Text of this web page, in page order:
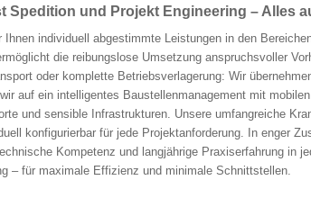
und Projekt Engineering – Alles
individuell abgestimmte Leistungen in den
die reibungslose Umsetzung anspruchsvoller
oder komplette Betriebsverlagerung: Wir
auf ein intelligentes Baustellenmanagement mit
und sensible Infrastrukturen. Unsere umfangreiche
konfigurierbar für jede Projektanforderung. In enger
Kompetenz und langjährige Praxiserfahrung in
– für maximale Effizienz und minimale Schnittstellen.